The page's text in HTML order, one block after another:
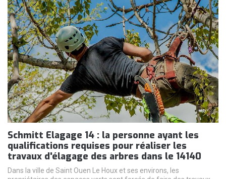
Schmitt Elagage 14 : la personne ayant les
qualifications requises pour réaliser les
travaux d'élagage des arbres dans le 14140
Dans la ville de Saint Ouen Le Houx et ses environs, les